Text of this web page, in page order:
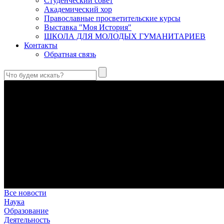
Академический хор
Православные просветительские курсы
Выставка "Моя История"
ШКОЛА ДЛЯ МОЛОДЫХ ГУМАНИТАРИЕВ
Контакты
Обратная связь
Все новости
Наука
Образование
Деятельность